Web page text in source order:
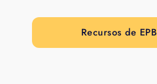
Recursos de EPB